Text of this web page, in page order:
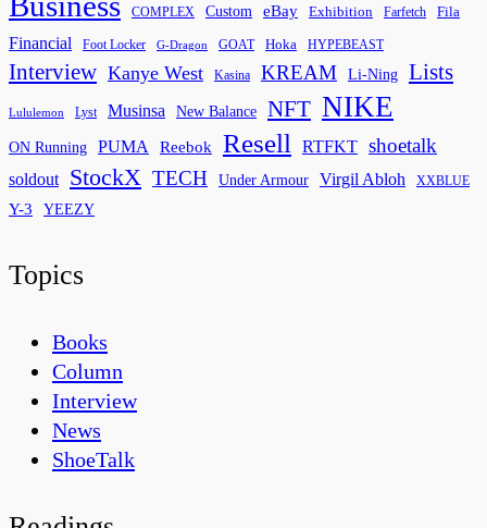
COMPLEX Custom eBay Exhibition Farfetch Fila
Financial Foot Locker G-Dragon GOAT Hoka HYPEBEAST
Interview Kanye West Kasina KREAM Li-Ning Lists
Lululemon Lyst Musinsa New Balance NFT NIKE
ON Running PUMA Reebok Resell RTFKT shoetalk
soldout StockX TECH Under Armour Virgil Abloh XXBLUE
Y-3 YEEZY
Topics
Books
Column
Interview
News
ShoeTalk